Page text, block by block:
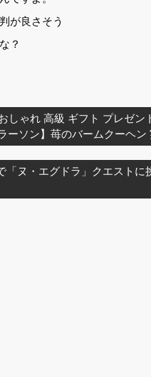
が良さそう
？
しゃれ 高級 ギフト プレゼ
ーソン】苺のバームクーヘン
「ヌ・エグドラ」クエスト